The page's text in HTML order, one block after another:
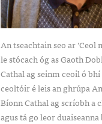
An tseachtain seo ar
le stócach óg as Gaoth
Cathal ag seinm ceoil ó
ceoltóir é leis an ghrúpa
Bíonn Cathal ag scríobh
agus tá go leor